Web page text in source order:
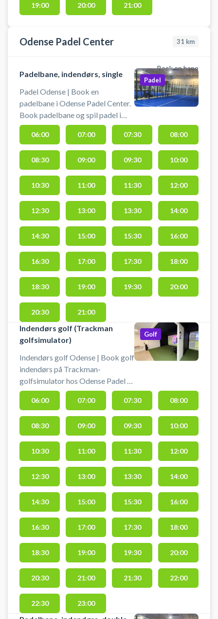
19:00 20:00 21:00
Odense Padel Center 31 km
Book en bane
Padelbane, indendørs, single
Padel Odense | Book en
padelbane i Odense Padel Center.
Book padelbane og spil padel i
Odense på singlebaner i
opvarmede lokaler hos Odense
Padel Center. Du finder
padelcentret på Peder Skrams Vej
Rosengårdcentret og
Universitetet. Odense Padel
Center har parkering ved døren og
i alt 6 indendørs padelbaner i form
af 3 single- og 3 doublebaner. Der
kan lejes bat og købes bolde i
padelcentret.
Padel
06:00 07:00 07:30 08:00
08:30 09:00 09:30 10:00
10:30 11:00 11:30 12:00
12:30 13:00 13:30 14:00
14:30 15:00 15:30 16:00
16:30 17:00 17:30 18:00
18:30 19:00 19:30 20:00
20:30 21:00
Indendørs golf (Trackman
golfsimulator)
Indendørs golf Odense | Book golf
indendørs på Trackman-
golfsimulator hos Odense Padel &
Simgolf Center i Odense.
Realistisk golfoplevelse med
præcis måling af slag,
verdenskendte baner og
omgivelser. Perfekt til både hygge
og seriøs træning året rundt. Book
din golfsimulator og spil indendørs
golf i Odense Padel & Simgolf
(tidl. Odense Padel Center)
beliggende på Peder Skrams Vej 5
i Odense SØ ved Universitet og
Rosengårdscentret.
Golf
06:00 07:00 07:30 08:00
08:30 09:00 09:30 10:00
10:30 11:00 11:30 12:00
12:30 13:00 13:30 14:00
14:30 15:00 15:30 16:00
16:30 17:00 17:30 18:00
18:30 19:00 19:30 20:00
20:30 21:00 21:30 22:00
22:30 23:00